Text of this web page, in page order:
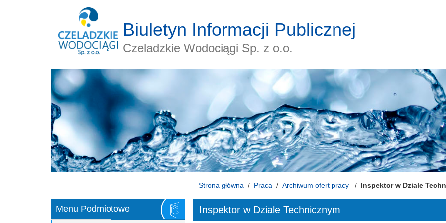
Biuletyn Informacji Publicznej
Czeladzkie Wodociągi Sp. z o.o.
Strona główna Praca Archiwum ofert pracy Inspektor w Dziale
Inspektor w Dziale Technicznym
Menu Podmiotowe